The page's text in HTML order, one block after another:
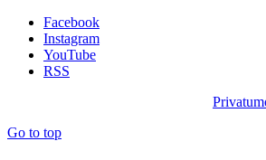
Facebook
Instagram
YouTube
RSS
Go to top